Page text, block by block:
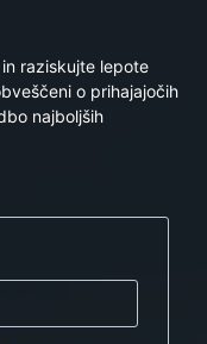
raziskujte lepote
o prihajajočih
najboljših